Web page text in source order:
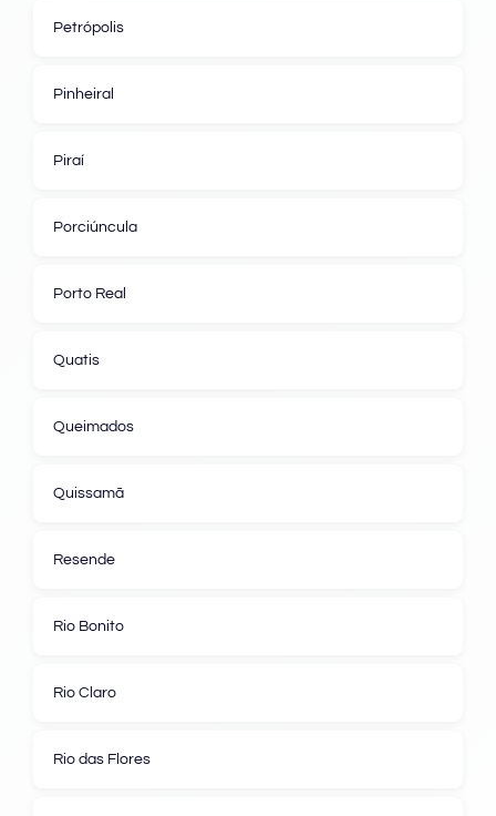
Petrópolis
Pinheiral
Piraí
Porciúncula
Porto Real
Quatis
Queimados
Quissamã
Resende
Rio Bonito
Rio Claro
Rio das Flores